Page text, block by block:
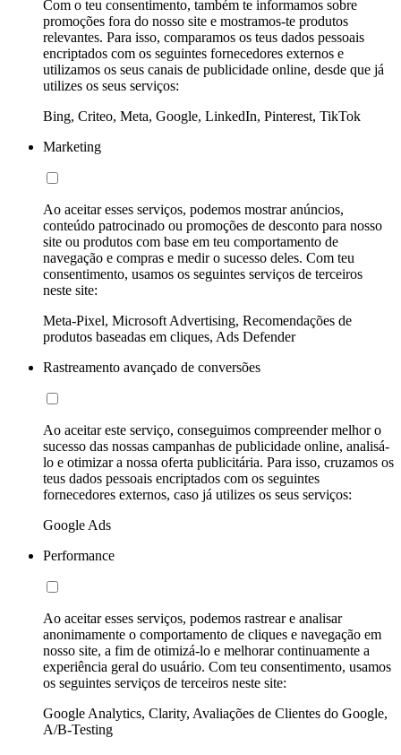
Com o teu consentimento, também te informamos sobre
promoções fora do nosso site e mostramos-te produtos
relevantes. Para isso, comparamos os teus dados pessoais
encriptados com os seguintes fornecedores externos e
utilizamos os seus canais de publicidade online, desde que já
utilizes os seus serviços:
Bing, Criteo, Meta, Google, LinkedIn, Pinterest, TikTok
Marketing
Ao aceitar esses serviços, podemos mostrar anúncios,
conteúdo patrocinado ou promoções de desconto para nosso
site ou produtos com base em teu comportamento de
navegação e compras e medir o sucesso deles. Com teu
consentimento, usamos os seguintes serviços de terceiros
neste site:
Meta-Pixel, Microsoft Advertising, Recomendações de
produtos baseadas em cliques, Ads Defender
Rastreamento avançado de conversões
Ao aceitar este serviço, conseguimos compreender melhor o
sucesso das nossas campanhas de publicidade online, analisá-
lo e otimizar a nossa oferta publicitária. Para isso, cruzamos os
teus dados pessoais encriptados com os seguintes
fornecedores externos, caso já utilizes os seus serviços:
Google Ads
Performance
Ao aceitar esses serviços, podemos rastrear e analisar
anonimamente o comportamento de cliques e navegação em
nosso site, a fim de otimizá-lo e melhorar continuamente a
experiência geral do usuário. Com teu consentimento, usamos
os seguintes serviços de terceiros neste site:
Google Analytics, Clarity, Avaliações de Clientes do Google,
A/B-Testing